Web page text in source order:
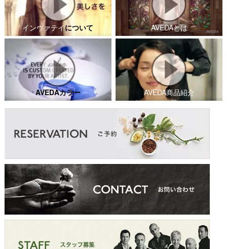
インヴァテイについて AVEDAとは
AVEDAカラー AVEDA商品紹介